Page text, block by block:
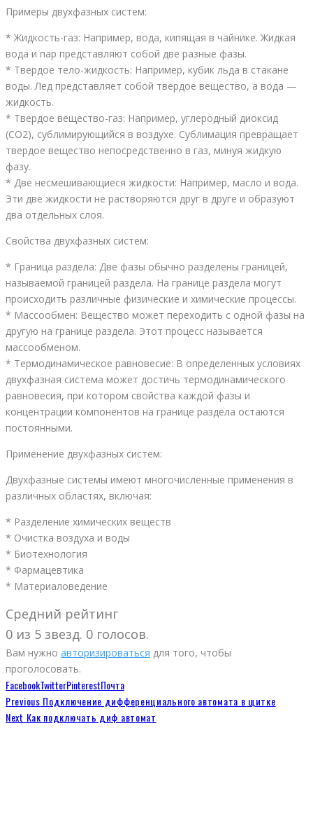
Примеры двухфазных систем:
* Жидкость-газ: Например, вода, кипящая в чайнике. Жидкая
вода и пар представляют собой две разные фазы.
* Твердое тело-жидкость: Например, кубик льда в стакане
воды. Лед представляет собой твердое вещество, а вода —
жидкость.
* Твердое вещество-газ: Например, углеродный диоксид
(CO2), сублимирующийся в воздухе. Сублимация превращает
твердое вещество непосредственно в газ, минуя жидкую
фазу.
* Две несмешивающиеся жидкости: Например, масло и вода.
Эти две жидкости не растворяются друг в друге и образуют
два отдельных слоя.
Свойства двухфазных систем:
* Граница раздела: Две фазы обычно разделены границей,
называемой границей раздела. На границе раздела могут
происходить различные физические и химические процессы.
* Массообмен: Вещество может переходить с одной фазы на
другую на границе раздела. Этот процесс называется
массообменом.
* Термодинамическое равновесие: В определенных условиях
двухфазная система может достичь термодинамического
равновесия, при котором свойства каждой фазы и
концентрации компонентов на границе раздела остаются
постоянными.
Применение двухфазных систем:
Двухфазные системы имеют многочисленные применения в
различных областях, включая:
* Разделение химических веществ
* Очистка воздуха и воды
* Биотехнология
* Фармацевтика
* Материаловедение
Средний рейтинг
0 из 5 звезд. 0 голосов.
Вам нужно авторизироваться для того, чтобы
проголосовать.
FacebookTwitterPinterestПочта
Previous Подключение дифференциального автомата в щитке
Next Как подключать диф автомат